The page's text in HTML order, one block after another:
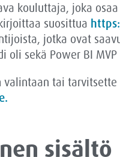
kouluttaja, joka
suosittua
jotka ovat
oli sekä Power BI MVP
valintaan tai
sisältö